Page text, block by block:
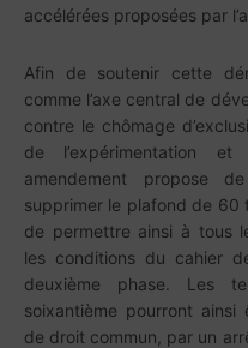
accélérées proposées par
Afin de soutenir cette
comme l’axe central de
contre le chômage
de l’expérimentation
amendement propose
supprimer le plafond de 60
de permettre ainsi à tous
les conditions du cahier
deuxième phase. Les
soixantième pourront
de droit commun, par un